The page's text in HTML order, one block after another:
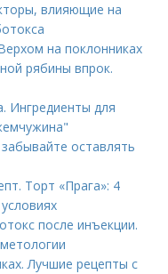
влияющие на
на поклонниках
рябины впрок.
Ингредиенты для
оставлять
Торт «Прага»: 4
после инъекции.
Лучшие рецепты с